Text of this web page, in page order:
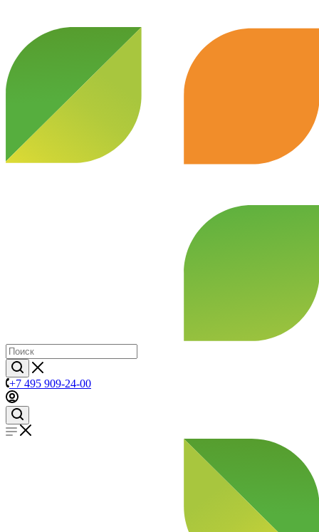
+7 495 909-24-00